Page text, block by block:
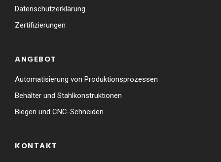
Datenschutzerklärung
Zertifizierungen
ANGEBOT
Automatisierung von Produktionsprozessen
Behälter und Stahlkonstruktionen
Biegen und CNC-Schneiden
KONTAKT